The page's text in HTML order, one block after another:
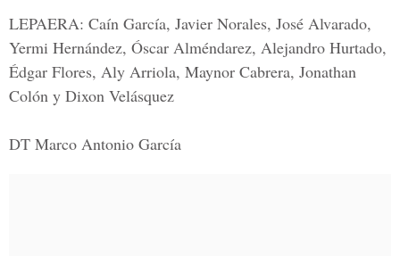
LEPAERA: Caín García, Javier Norales, José Alvarado,
Yermi Hernández, Óscar Alméndarez, Alejandro Hurtado,
Édgar Flores, Aly Arriola, Maynor Cabrera, Jonathan
Colón y Dixon Velásquez
DT Marco Antonio García